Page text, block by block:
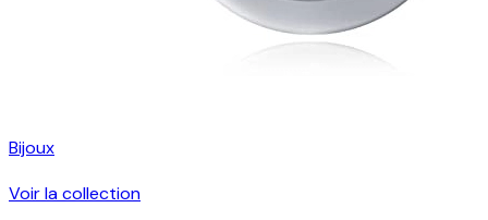
Bijoux
Voir la collection